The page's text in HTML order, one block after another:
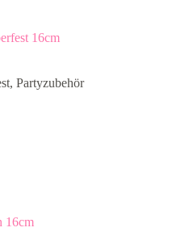
16cm
, Partyzubehör